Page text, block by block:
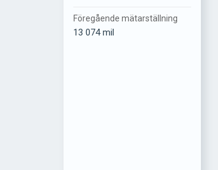
Föregående mätarställning
13 074 mil